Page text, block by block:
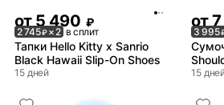
от 5 490 ₽
2 745₽× 2 в сплит
Тапки Hello Kitty x Sanrio
Black Hawaii Slip-On Shoes
15 дней
от
3 995
15